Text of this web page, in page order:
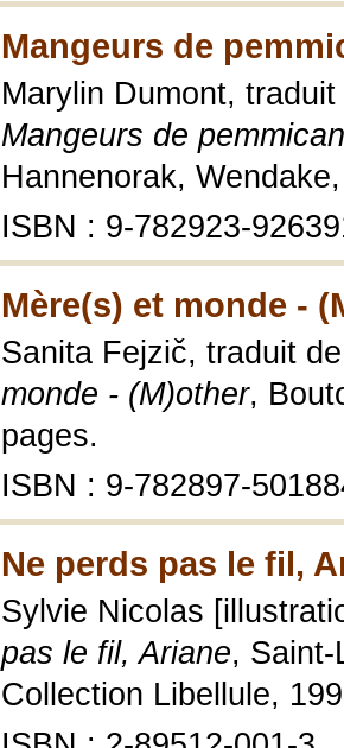
Mangeurs de
Marylin Dumont,
Mangeurs de
Hannenorak,
ISBN : 9-782923-
Mère(s) et monde -
Sanita Fejzič, traduit
monde - (M)other,
pages.
ISBN : 9-782897-
Ne perds pas le fil,
Sylvie Nicolas
pas le fil, Ariane,
Collection Libellule,